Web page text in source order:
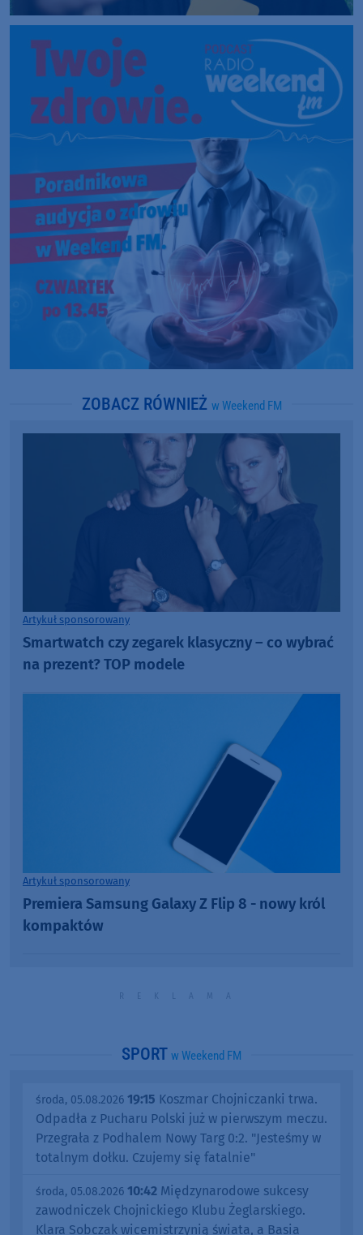
ZOBACZ RÓWNIEŻ w Weekend FM
Artykuł sponsorowany
Smartwatch czy zegarek klasyczny – co wybrać
na prezent? TOP modele
Artykuł sponsorowany
Premiera Samsung Galaxy Z Flip 8 - nowy król
kompaktów
SPORT w Weekend FM
środa, 05.08.2026 19:15 Koszmar Chojniczanki trwa.
Odpadła z Pucharu Polski już w pierwszym meczu.
Przegrała z Podhalem Nowy Targ 0:2. "Jesteśmy w
totalnym dołku. Czujemy się fatalnie"
środa, 05.08.2026 10:42 Międzynarodowe sukcesy
zawodniczek Chojnickiego Klubu Żeglarskiego.
Klara Sobczak wicemistrzynią świata, a Basia